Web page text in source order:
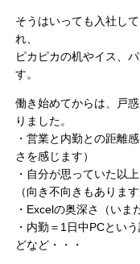
そうはいっても入社し
れ、
ピカピカの机やイス、
す。
働き始めてからは、戸
りました。
・営業と内勤との距離
さを感じます）
・自分が思っていた以
（向き不向きもありま
・Excelの奥深さ（いま
・内勤＝1日中PCとい
どなど・・・